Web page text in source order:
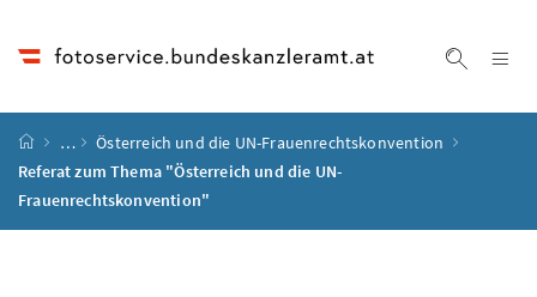
Startseite
…
Österreich und die UN-Frauenrechtskonvention
Referat zum Thema "Österreich und die UN-
Frauenrechtskonvention"